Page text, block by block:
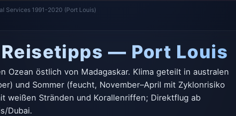
Services 1991-2020 (Port Louis)
— Port Louis
Ozean östlich von Madagaskar. Klima geteilt in australen
und Sommer (feucht, November–April mit Zyklonrisiko
weißen Stränden und Korallenriffen; Direktflug ab
Dubai.